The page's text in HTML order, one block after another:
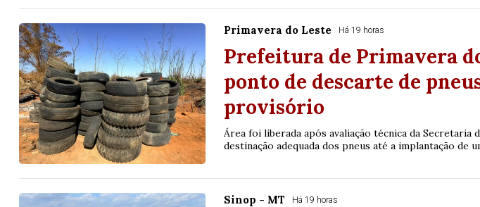
Primavera do Leste Há 19 horas
Prefeitura de Primavera
ponto de descarte de
provisório
Área foi liberada após avaliação técnica da Secretaria
destinação adequada dos pneus até a implantação de
Sinop - MT Há 19 horas